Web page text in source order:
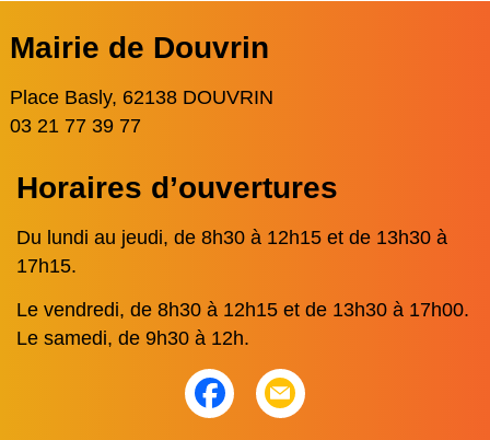
Mairie de Douvrin
Place Basly, 62138 DOUVRIN
03 21 77 39 77
Horaires d’ouvertures
Du lundi au jeudi, de 8h30 à 12h15 et de 13h30 à
17h15.
Le vendredi, de 8h30 à 12h15 et de 13h30 à 17h00.
Le samedi, de 9h30 à 12h.